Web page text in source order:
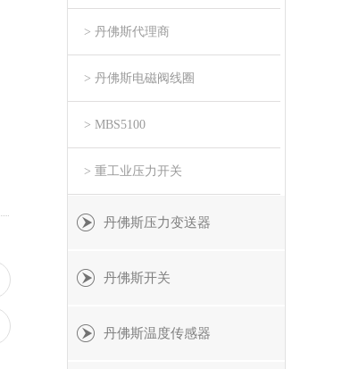
> 丹佛斯代理商
> 丹佛斯电磁阀线圈
> MBS5100
> 重工业压力开关
丹佛斯压力变送器
丹佛斯开关
丹佛斯温度传感器